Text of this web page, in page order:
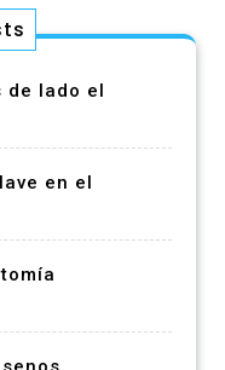
de lado el
en el